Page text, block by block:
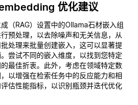
优化建议
（RAG）设置中的Ollama石材嵌入组
预处理，以去除噪声和无关信息，从
处理来批量创建嵌入，这可以显著提
尝试不同的嵌入维度，以找到您特定
最佳折衷。此外，考虑在领域特定数
以增强在检索任务中的反应能力和相
估性能指标，以识别瓶颈并迭代优化